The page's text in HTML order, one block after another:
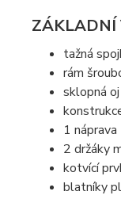
ZÁKLADNÍ
tažná
rám
sklopná oj
1
2 držáky
kotvící
blatníky